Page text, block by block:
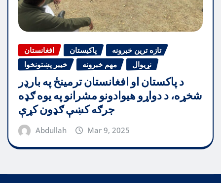
افغانستان پاکیستان
تازه ترین خبرونه
خیبر پښتونخوا
مهم خبرونه نړیوال
د پاکستان او افغانستان ترمینځ په بارډر
شخړه، د دواړو هیوادونو مشرانو په یوه ګډه
جرګه کښې ګډون کړې
Abdullah Mar 9, 2025